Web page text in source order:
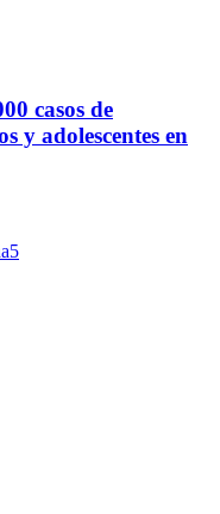
casos de
y adolescentes en
5